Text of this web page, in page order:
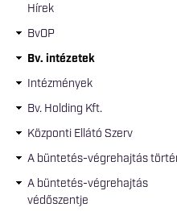
Hírek
BvOP
Bv. intézetek
Intézmények
Bv. Holding Kft.
Központi Ellátó Szerv
A büntetés-végrehajtás
A büntetés-végrehajtás
védőszentje